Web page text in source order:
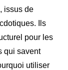
issus de
Ils
pour les
qui savent
utiliser